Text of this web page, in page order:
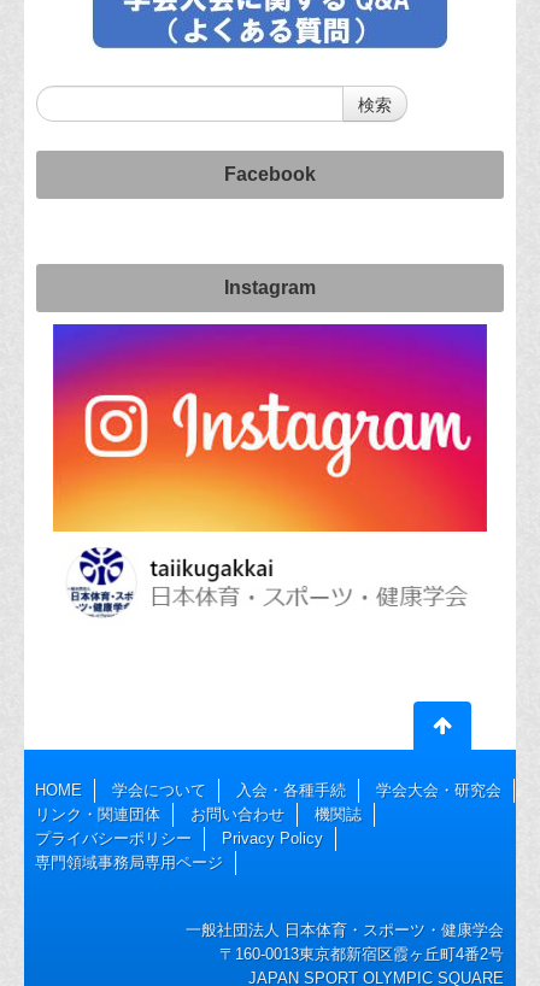
Facebook
Instagram
HOME 学会について 入会・各種手続
学会大会・研究会
リンク・関連団体
お問い合わせ
機関誌
プライバシーポリシー
Privacy Policy
専門領域事務局専用ページ
一般社団法人 日本体育・スポーツ・健康学会
〒160-0013東京都新宿区霞ヶ丘町4番2号
JAPAN SPORT OLYMPIC SQUARE